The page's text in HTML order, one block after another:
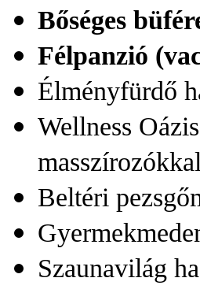
Bőséges
Félpanzió
Élményfürdő
Wellness
Beltéri
Szaunavilág